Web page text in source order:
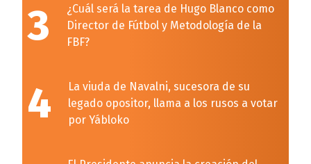
3
¿Cuál será la tarea de Hugo Blanco como
Director de Fútbol y Metodología de la
FBF?
4
La viuda de Navalni, sucesora de su
legado opositor, llama a los rusos a votar
por Yábloko